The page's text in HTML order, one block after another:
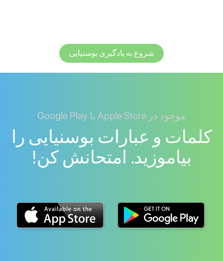
شروع به یادگیری بوسنیایی
موجود در Apple Store یا Google Play
کلمات و عبارات بوسنیایی را
بیاموزید. امتحانش کن!